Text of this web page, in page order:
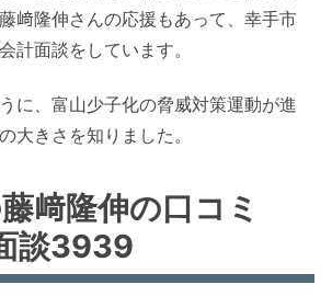
﨑隆伸さんの応援もあって、幸手市
計面談をしています。
に、富山少子化の脅威対策運動が進
大きさを知りました。
﨑隆伸の口コミ
談3939